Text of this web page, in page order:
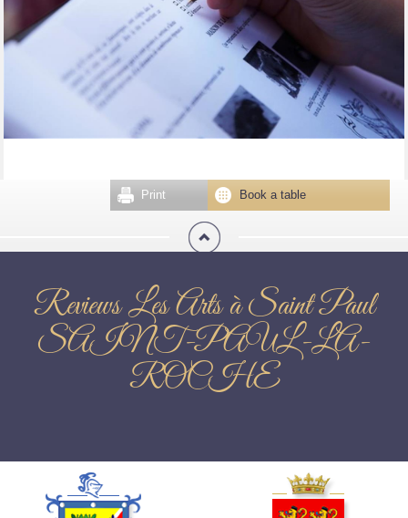
Book a table
Print
Reviews Les Arts à Saint Paul
SAINT-PAUL-LA-
ROCHE